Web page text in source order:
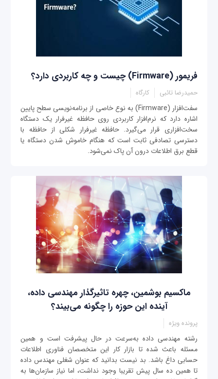
فریمور (Firmware) چیست و چه کاربردی دارد؟
حمیدرضا تائبی کارگاه
سفت‌افزار (Firmware) به نوع خاصی از برنامه‌نویسی سطح پایین
اشاره دارد که نرم‌افزار کاربردی روی حافظه غیرفرار یک دستگاه
سخت‌افزاری قرار می‌گیرد. حافظه غیرفرار شکلی از حافظه با
دسترسی تصادفی ثابت است که هنگام خاموش شدن دستگاه یا
قطع برق اطلاعات درون آن پاک نمی‌شود.
ماکسیم بوشمین، چهره تاثیرگذار مهندسی داده،
آینده این حوزه را چگونه می‌بیند؟
پرونده ویژه
رشته مهندسی داده به‌سرعت در حال پیشرفت است و همین
مسئله باعث شده تا بازار کار این متخصصان فناوری اطلاعات
حسابی داغ باشد. بد نیست بدانید که عنوان شغلی مهندس داده
تا همین ده سال پیش تقریبا وجود نداشت، اما نیاز سازمان‌ها به